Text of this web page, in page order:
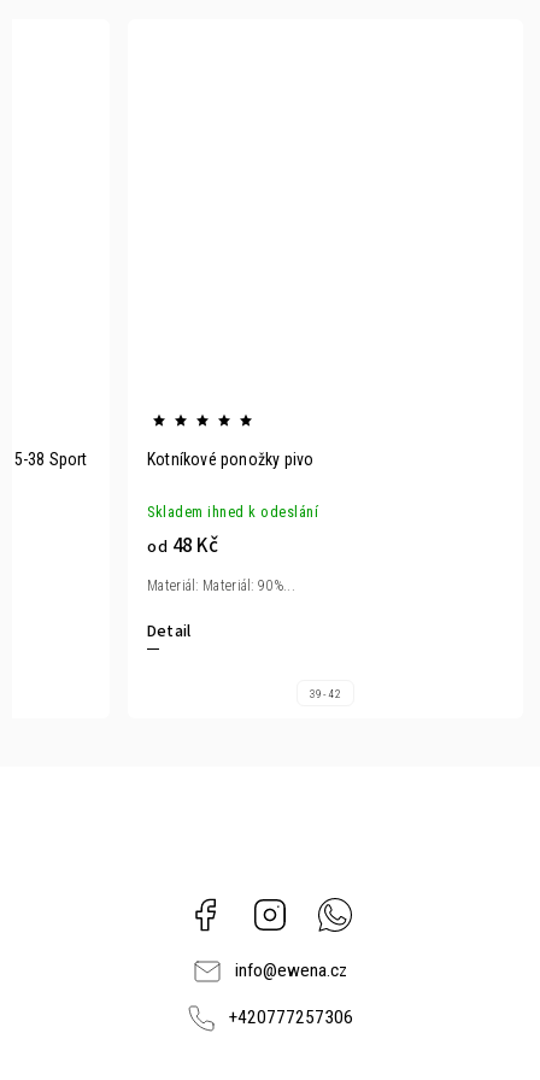
35-38 Sport Kotníkové ponožky pivo
Skladem ihned k odeslání
od 48 Kč
Detail
Materiál: Materiál: 90%...
39-42
Facebook Instagram
info@ewena.cz
+420777257306